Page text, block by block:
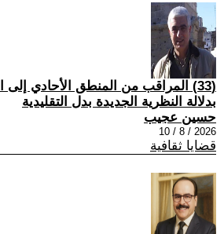
(33) المراقب من المنطق الأحادي إلى
بدلالة النظرية الجديدة بدل التقليدية
حسين عجيب
2026 / 8 / 10
قضايا ثقافية